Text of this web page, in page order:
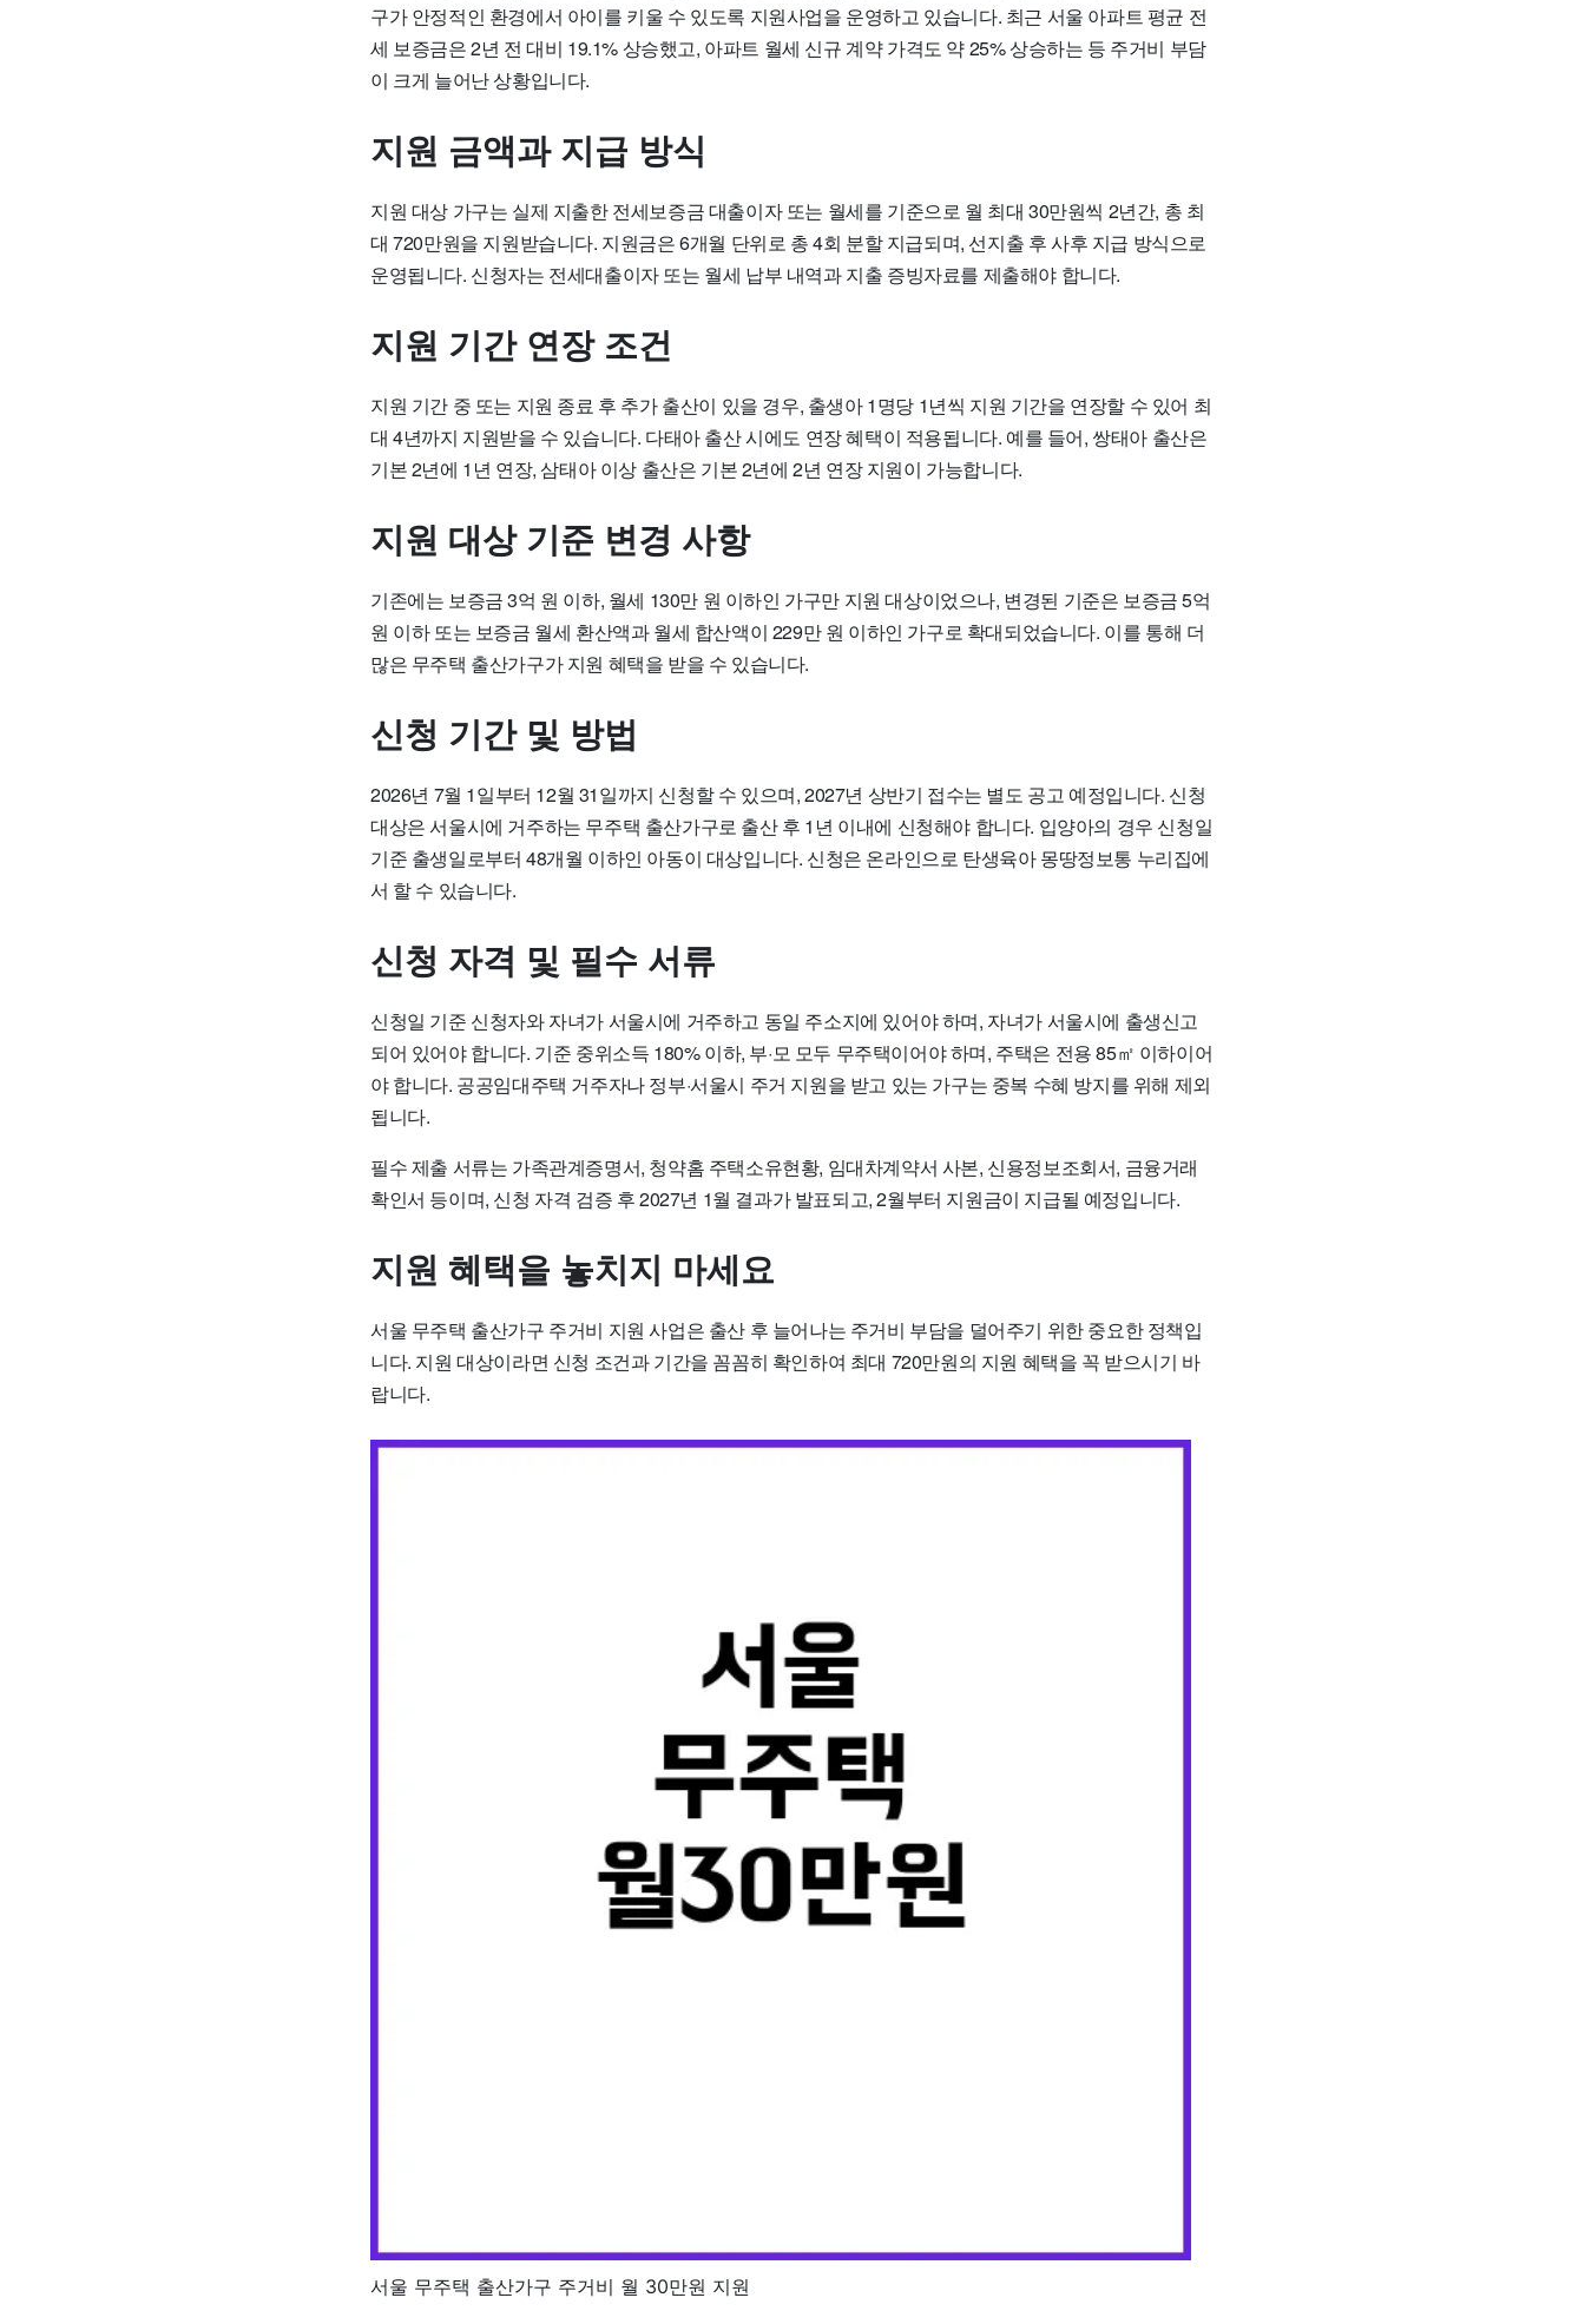
구가 안정적인 환경에서 아이를 키울 수 있도록 지원사업을 운영하고 있습니다. 최근 서울 아파트 평균 전
세 보증금은 2년 전 대비 19.1% 상승했고, 아파트 월세 신규 계약 가격도 약 25% 상승하는 등 주거비 부담
이 크게 늘어난 상황입니다.
지원 금액과 지급 방식
지원 대상 가구는 실제 지출한 전세보증금 대출이자 또는 월세를 기준으로 월 최대 30만원씩 2년간, 총 최
대 720만원을 지원받습니다. 지원금은 6개월 단위로 총 4회 분할 지급되며, 선지출 후 사후 지급 방식으로
운영됩니다. 신청자는 전세대출이자 또는 월세 납부 내역과 지출 증빙자료를 제출해야 합니다.
지원 기간 연장 조건
지원 기간 중 또는 지원 종료 후 추가 출산이 있을 경우, 출생아 1명당 1년씩 지원 기간을 연장할 수 있어 최
대 4년까지 지원받을 수 있습니다. 다태아 출산 시에도 연장 혜택이 적용됩니다. 예를 들어, 쌍태아 출산은
기본 2년에 1년 연장, 삼태아 이상 출산은 기본 2년에 2년 연장 지원이 가능합니다.
지원 대상 기준 변경 사항
기존에는 보증금 3억 원 이하, 월세 130만 원 이하인 가구만 지원 대상이었으나, 변경된 기준은 보증금 5억
원 이하 또는 보증금 월세 환산액과 월세 합산액이 229만 원 이하인 가구로 확대되었습니다. 이를 통해 더
많은 무주택 출산가구가 지원 혜택을 받을 수 있습니다.
신청 기간 및 방법
2026년 7월 1일부터 12월 31일까지 신청할 수 있으며, 2027년 상반기 접수는 별도 공고 예정입니다. 신청
대상은 서울시에 거주하는 무주택 출산가구로 출산 후 1년 이내에 신청해야 합니다. 입양아의 경우 신청일
기준 출생일로부터 48개월 이하인 아동이 대상입니다. 신청은 온라인으로 탄생육아 몽땅정보통 누리집에
서 할 수 있습니다.
신청 자격 및 필수 서류
신청일 기준 신청자와 자녀가 서울시에 거주하고 동일 주소지에 있어야 하며, 자녀가 서울시에 출생신고
되어 있어야 합니다. 기준 중위소득 180% 이하, 부·모 모두 무주택이어야 하며, 주택은 전용 85㎡ 이하이어
야 합니다. 공공임대주택 거주자나 정부·서울시 주거 지원을 받고 있는 가구는 중복 수혜 방지를 위해 제외
됩니다.
필수 제출 서류는 가족관계증명서, 청약홈 주택소유현황, 임대차계약서 사본, 신용정보조회서, 금융거래
확인서 등이며, 신청 자격 검증 후 2027년 1월 결과가 발표되고, 2월부터 지원금이 지급될 예정입니다.
지원 혜택을 놓치지 마세요
서울 무주택 출산가구 주거비 지원 사업은 출산 후 늘어나는 주거비 부담을 덜어주기 위한 중요한 정책입
니다. 지원 대상이라면 신청 조건과 기간을 꼼꼼히 확인하여 최대 720만원의 지원 혜택을 꼭 받으시기 바
랍니다.
서울 무주택 출산가구 주거비 월 30만원 지원